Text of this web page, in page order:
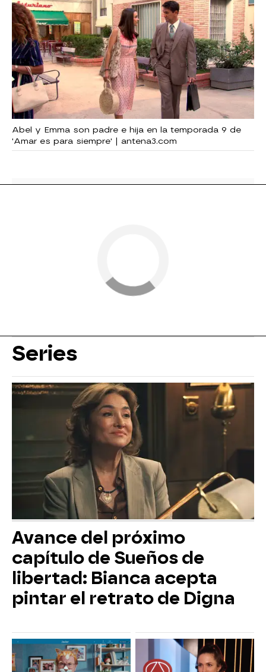
Abel y Emma son padre e hija en la temporada 9 de
'Amar es para siempre' | antena3.com
Series
Avance del próximo
capítulo de Sueños de
libertad: Bianca acepta
pintar el retrato de Digna